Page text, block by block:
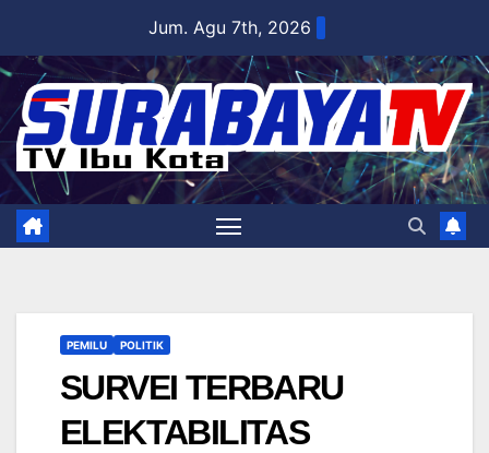
content
Jum. Agu 7th, 2026
PEMILU POLITIK
SURVEI TERBARU
ELEKTABILITAS